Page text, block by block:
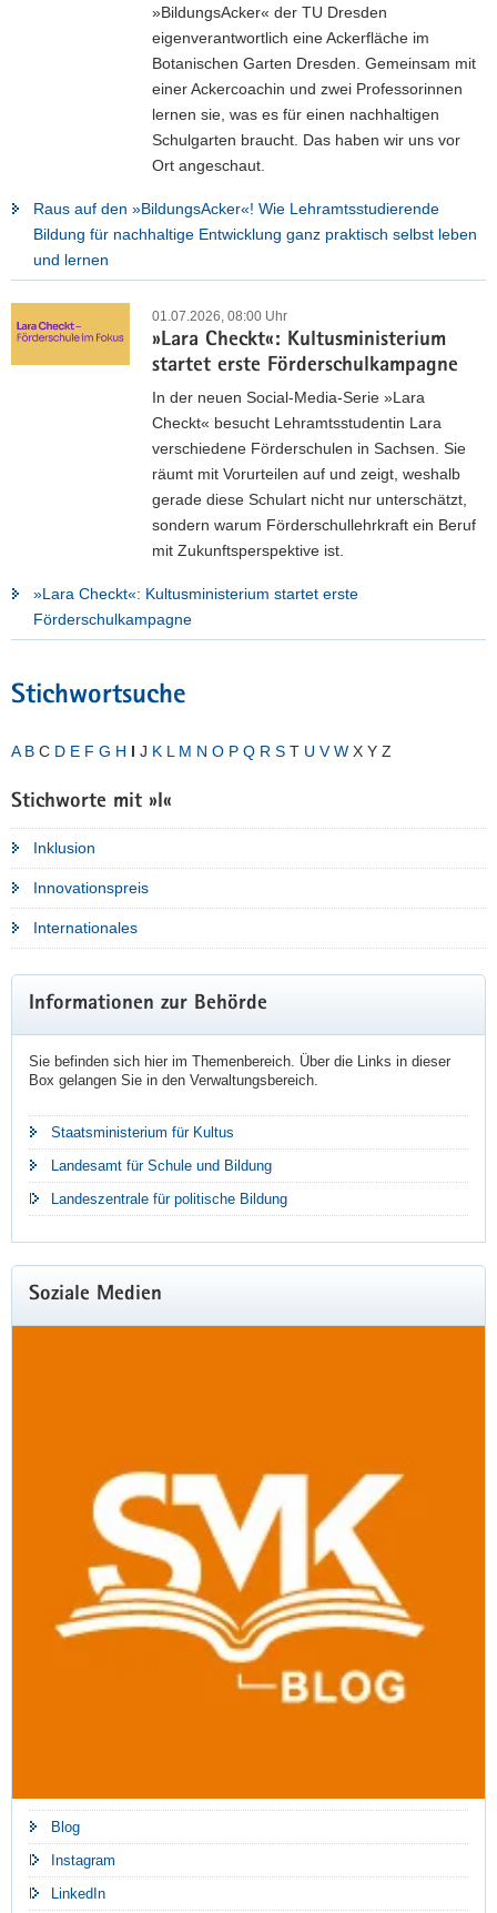
»BildungsAcker« der TU Dresden
eigenverantwortlich eine Ackerfläche im
Botanischen Garten Dresden. Gemeinsam mit
einer Ackercoachin und zwei Professorinnen
lernen sie, was es für einen nachhaltigen
Schulgarten braucht. Das haben wir uns vor
Ort angeschaut.
Raus auf den »BildungsAcker«! Wie Lehramtsstudierende
Bildung für nachhaltige Entwicklung ganz praktisch selbst leben
und lernen
01.07.2026, 08:00 Uhr
»Lara Checkt«: Kultusministerium
startet erste Förderschulkampagne
In der neuen Social-Media-Serie »Lara
Checkt« besucht Lehramtsstudentin Lara
verschiedene Förderschulen in Sachsen. Sie
räumt mit Vorurteilen auf und zeigt, weshalb
gerade diese Schulart nicht nur unterschätzt,
sondern warum Förderschullehrkraft ein Beruf
mit Zukunftsperspektive ist.
»Lara Checkt«: Kultusministerium startet erste
Förderschulkampagne
Stichwortsuche
A B C D E F G H I J K L M N O P Q R S T U V W X Y Z
Stichworte mit »I«
Inklusion
Innovationspreis
Internationales
Information
Informationen zur Behörde
Sie befinden sich hier im Themenbereich. Über die Links in dieser
Box gelangen Sie in den Verwaltungsbereich.
Staatsministerium für Kultus
Landesamt für Schule und Bildung
Landeszentrale für politische Bildung
Soziale Medien
Blog
Instagram
LinkedIn